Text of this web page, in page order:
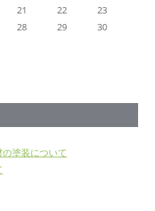
21 22
23
28 29
30
塗装について